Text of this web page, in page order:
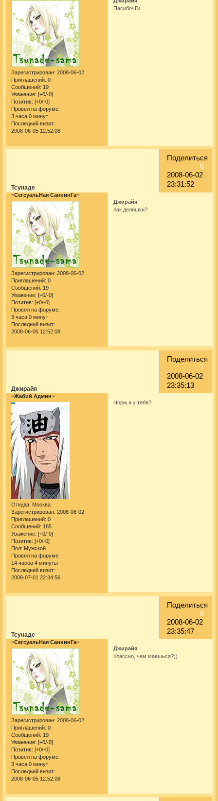
Зарегистрирован: 2008-06-02
Приглашений: 0
Сообщений: 19
Уважение: [+0/-0]
Позитив: [+0/-0]
Провел на форуме:
3 часа 0 минут
Последний визит:
2008-06-05 12:52:08
ПасибочГи
Поделиться
6
2008-06-02
23:31:52
Тсунаде
~СегсуальНая СаннинГа~
Зарегистрирован: 2008-06-02
Приглашений: 0
Сообщений: 19
Уважение: [+0/-0]
Позитив: [+0/-0]
Провел на форуме:
3 часа 0 минут
Последний визит:
2008-06-05 12:52:08
Джирайя
Как делишки?
Поделиться
7
2008-06-02
23:35:13
Джирайя
~Жабий Админ~
Откуда: Москва
Зарегистрирован: 2008-06-02
Приглашений: 0
Сообщений: 185
Уважение: [+0/-0]
Позитив: [+0/-0]
Пол: Мужской
Провел на форуме:
14 часов 4 минуты
Последний визит:
2008-07-01 22:34:56
Норм,а у тебя?
Поделиться
8
2008-06-02
23:35:47
Тсунаде
~СегсуальНая СаннинГа~
Зарегистрирован: 2008-06-02
Приглашений: 0
Сообщений: 19
Уважение: [+0/-0]
Позитив: [+0/-0]
Провел на форуме:
3 часа 0 минут
Последний визит:
2008-06-05 12:52:08
Джирайя
Классно, чем маешься?))